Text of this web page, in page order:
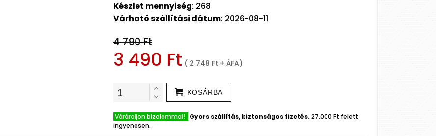
Készlet mennyiség: 268
Várható szállítási dátum: 2026-08-11
4 790 Ft
3 490 Ft ( 2 748 Ft + ÁFA)
KOSÁRBA
Várároljon bizalommal! Gyors szállítás, biztonságos fizetés. 27.000 Ft felett
ingyenesen.